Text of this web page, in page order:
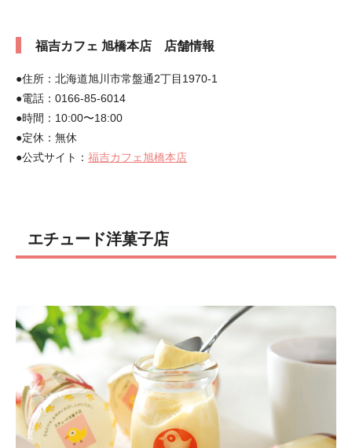
福吉カフェ 旭橋本店 店舗情報
●住所：北海道旭川市常盤通2丁目1970-1
●電話：0166-85-6014
●時間：10:00〜18:00
●定休：無休
●公式サイト： 福吉カフェ旭橋本店
エチュード洋菓子店